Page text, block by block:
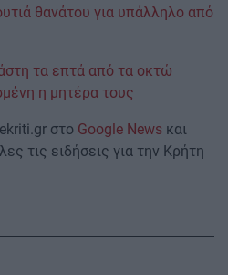
θανάτου για υπάλληλο από
τα επτά από τα οκτώ
η μητέρα τους
στο Google News και
τις ειδήσεις για την Κρήτη